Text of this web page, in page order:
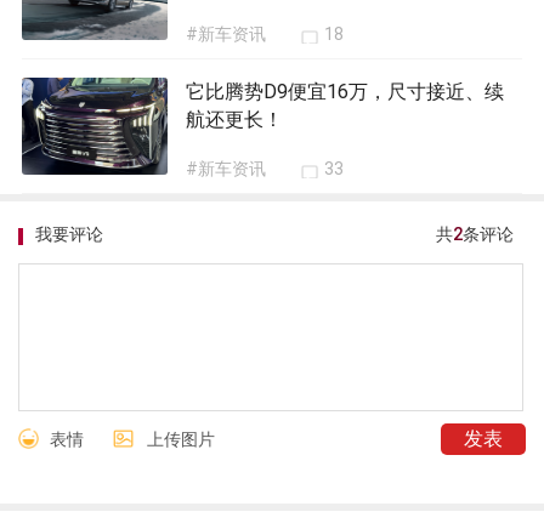
#新车资讯 18
它比腾势D9便宜16万，尺寸接近、续
航还更长！
#新车资讯 33
共2条评论
我要评论
表情 上传图片